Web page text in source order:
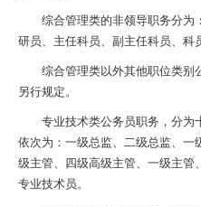
综合管理类的非领导职务分为
研员、主任科员、副主任科员、科
综合管理类以外其他职位类别
另行规定。
专业技术类公务员职务，分为
依次为：一级总监、二级总监、一
级主管、四级高级主管、一级主管
专业技术员。